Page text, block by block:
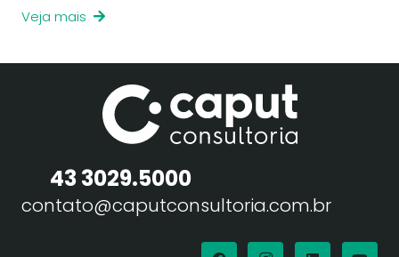
Veja mais
43 3029.5000
contato@caputconsultoria.com.br